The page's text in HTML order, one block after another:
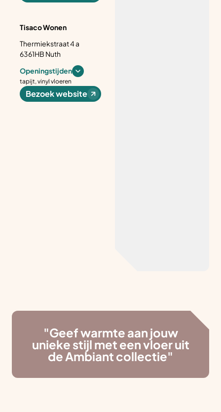
Tisaco Wonen
Thermiekstraat 4 a
6361HB Nuth
Openingstijden
tapijt, vinyl vloeren
Bezoek website
"Geef warmte aan jouw
unieke stijl met een vloer uit
de Ambiant collectie"